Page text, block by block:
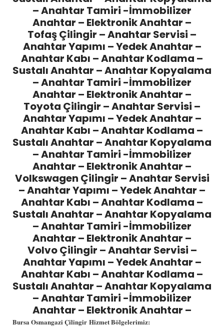
– Anahtar Tamiri -İmmobilizer
Anahtar – Elektronik Anahtar –
Tofaş Çilingir – Anahtar Servisi –
Anahtar Yapımı – Yedek Anahtar –
Anahtar Kabı – Anahtar Kodlama –
Sustalı Anahtar – Anahtar Kopyalama
– Anahtar Tamiri -İmmobilizer
Anahtar – Elektronik Anahtar –
Toyota Çilingir – Anahtar Servisi –
Anahtar Yapımı – Yedek Anahtar –
Anahtar Kabı – Anahtar Kodlama –
Sustalı Anahtar – Anahtar Kopyalama
– Anahtar Tamiri -İmmobilizer
Anahtar – Elektronik Anahtar –
Volkswagen Çilingir – Anahtar Servisi
– Anahtar Yapımı – Yedek Anahtar –
Anahtar Kabı – Anahtar Kodlama –
Sustalı Anahtar – Anahtar Kopyalama
– Anahtar Tamiri -İmmobilizer
Anahtar – Elektronik Anahtar –
Volvo Çilingir – Anahtar Servisi –
Anahtar Yapımı – Yedek Anahtar –
Anahtar Kabı – Anahtar Kodlama –
Sustalı Anahtar – Anahtar Kopyalama
– Anahtar Tamiri -İmmobilizer
Anahtar – Elektronik Anahtar –
Bursa Osmangazi Çilingir Hizmet Bölgelerimiz: